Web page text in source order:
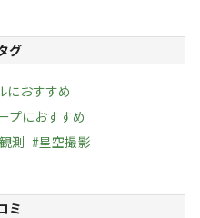
グ
におすすめ
プにおすすめ
測 #星空撮影
ミ